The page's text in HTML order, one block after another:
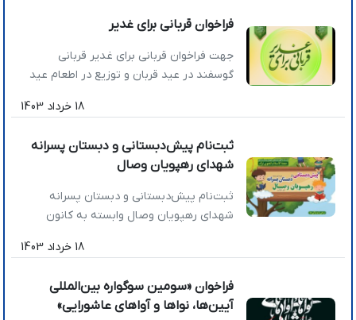
دوشنبه 4 تیر از ساعت 16 تا آخر شب، از
میدان امام حسین (ع) تا فلکه گاز. […]
فراخوان قربانی برای غدیر
جهت فراخوان قربانی برای غدیر قربانی
گوسفند در عید قربان و توزیع در اطعام عید
18 خرداد 1403
ثبت‌نام پیش‌دبستانی و دبستان پسرانه
شهدای رهپویان وصال
ثبت‌نام پیش‌دبستانی و دبستان پسرانه
شهدای رهپویان وصال وابسته به کانون
18 خرداد 1403
فراخوان «سومین سوگواره بین‌المللی
آیین‌ها، نواها و آواهای عاشورایی»